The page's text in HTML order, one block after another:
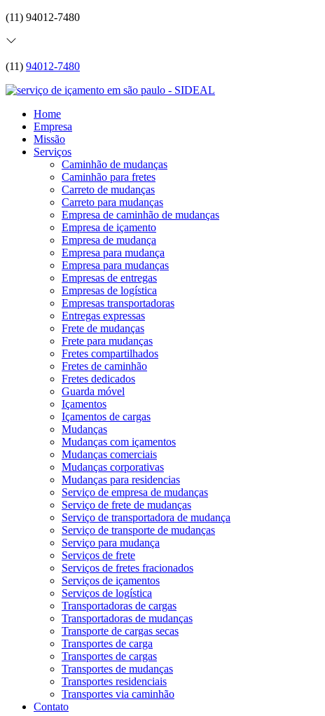
(11) 94012-7480
(11) 94012-7480
Home
Empresa
Missão
Serviços
Caminhão de mudanças
Caminhão para fretes
Carreto de mudanças
Carreto para mudanças
Empresa de caminhão de mudanças
Empresa de içamento
Empresa de mudança
Empresa para mudança
Empresa para mudanças
Empresas de entregas
Empresas de logística
Empresas transportadoras
Entregas expressas
Frete de mudanças
Frete para mudanças
Fretes compartilhados
Fretes de caminhão
Fretes dedicados
Guarda móvel
Içamentos
Içamentos de cargas
Mudanças
Mudanças com içamentos
Mudanças comerciais
Mudanças corporativas
Mudanças para residencias
Serviço de empresa de mudanças
Serviço de frete de mudanças
Serviço de transportadora de mudança
Serviço de transporte de mudanças
Serviço para mudança
Serviços de frete
Serviços de fretes fracionados
Serviços de içamentos
Serviços de logística
Transportadoras de cargas
Transportadoras de mudanças
Transporte de cargas secas
Transportes de carga
Transportes de cargas
Transportes de mudanças
Transportes residenciais
Transportes via caminhão
Contato